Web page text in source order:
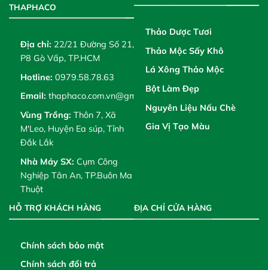
THAPHACO
Địa chỉ: 22/21 Đường Số 21,
P8 Gò Vấp, TP.HCM
Hotline: 0979.58.78.63
Email: thaphaco.com.vn@gmail.com
Vùng Trồng: Thôn 7, Xã
M'Leo, Huyện Ea súp, Tỉnh
Đắk Lắk
Nhà Máy SX: Cụm Công
Nghiệp Tân An, TP.Buôn Ma
Thuột
Thảo Dược Tươi
Thảo Mộc Sấy Khô
Lá Xông Thảo Mộc
Bột Làm Đẹp
Nguyên Liệu Nấu Chè
Gia Vị Tạo Màu
HỖ TRỢ KHÁCH HÀNG
Chính sách bảo mật
Chính sách đổi trả
ĐỊA CHỈ CỬA HÀNG